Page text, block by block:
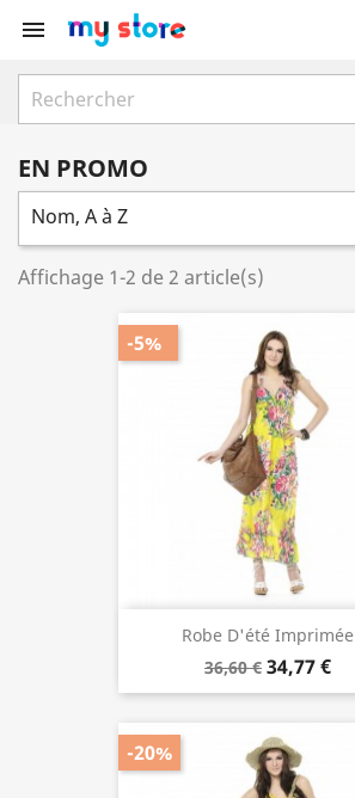

EN PROMO
Nom, A à Z
Affichage 1-2 de 2 article(s)
Robe D'été Imprimée
36,60 € 34,77 €
-5%
-20%